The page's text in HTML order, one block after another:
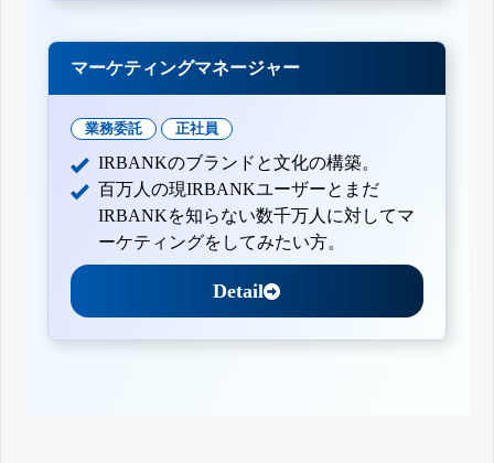
マーケティングマネージャー
業務委託 正社員
IRBANKのブランドと文化の構築。
百万人の現IRBANKユーザーとまだ
IRBANKを知らない数千万人に対してマ
ーケティングをしてみたい方。
Detail